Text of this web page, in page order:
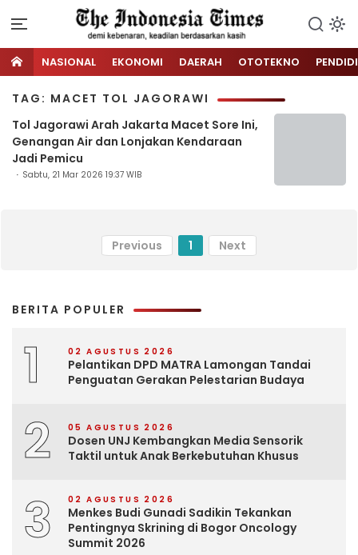
NASIONAL EKONOMI DAERAH OTOTEKNO
TAG: MACET TOL JAGORAWI
Tol Jagorawi Arah Jakarta Macet Sore Ini,
Genangan Air dan Lonjakan Kendaraan
Jadi Pemicu
Sabtu, 21 Mar 2026 19:37 WIB
Previous 1 Next
BERITA POPULER
1 02 AGUSTUS 2026
Pelantikan DPD MATRA Lamongan Tandai
Penguatan Gerakan Pelestarian Budaya
2 05 AGUSTUS 2026
Dosen UNJ Kembangkan Media Sensorik
Taktil untuk Anak Berkebutuhan Khusus
3 02 AGUSTUS 2026
Menkes Budi Gunadi Sadikin Tekankan
Pentingnya Skrining di Bogor Oncology
Summit 2026